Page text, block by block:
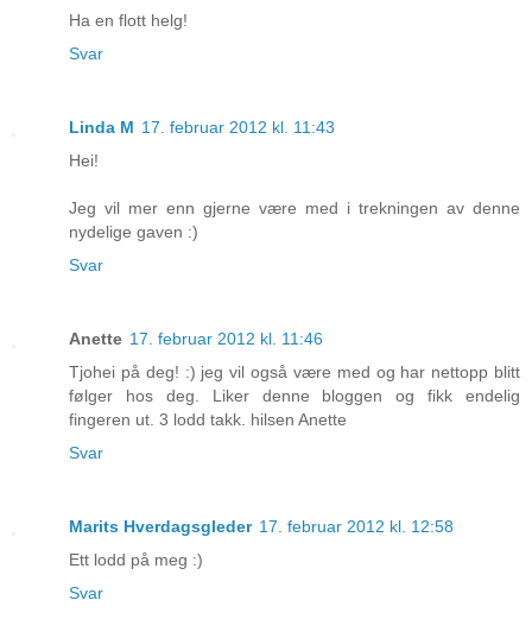
Ha en flott helg!
Svar
Linda M 17. februar 2012 kl. 11:43
Hei!
Jeg vil mer enn gjerne være med i trekningen av denne
nydelige gaven :)
Svar
Anette 17. februar 2012 kl. 11:46
Tjohei på deg! :) jeg vil også være med og har nettopp blitt
følger hos deg. Liker denne bloggen og fikk endelig
fingeren ut. 3 lodd takk. hilsen Anette
Svar
Marits Hverdagsgleder 17. februar 2012 kl. 12:58
Ett lodd på meg :)
Svar